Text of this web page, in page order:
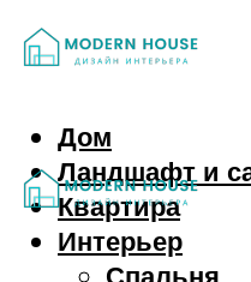
Дом
Ландшафт и
Квартира
Интерьер